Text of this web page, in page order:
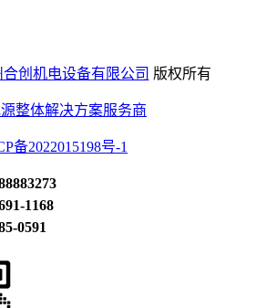
合创机电设备有限公司 版权所有
整体解决方案服务商
备2022015198号-1
1168
0591